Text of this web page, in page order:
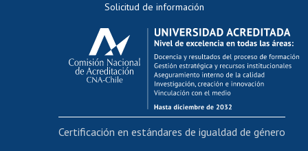
Evaluación docente
Calificación académica
Postulación al AUCAI
Funcionarias/os
Cursos internos de capacitación
Bienestar del personal
Portal de movilidad interna
Solicitud de información
Certificación en estándares de igualdad de género